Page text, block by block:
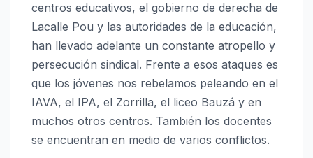
centros educativos, el gobierno de derecha de
Lacalle Pou y las autoridades de la educación,
han llevado adelante un constante atropello y
persecución sindical. Frente a esos ataques es
que los jóvenes nos rebelamos peleando en el
IAVA, el IPA, el Zorrilla, el liceo Bauzá y en
muchos otros centros. También los docentes
se encuentran en medio de varios conflictos.